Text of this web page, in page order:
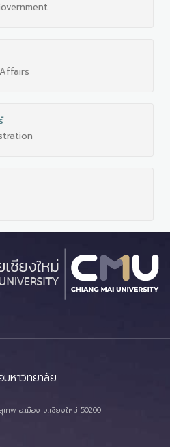
หาวิทยาลัย
ทพ อ.เมือง จ.เชียงใหม่ 50200